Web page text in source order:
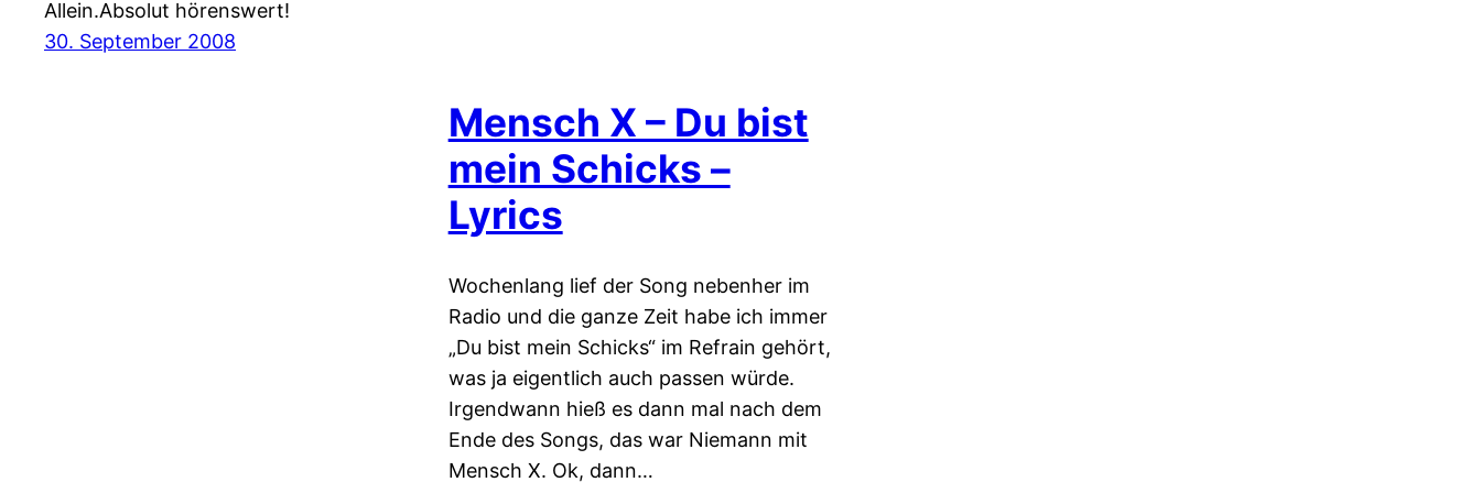
Allein.Absolut hörenswert!
30. September 2008
Mensch X – Du bist
mein Schicks –
Lyrics
Wochenlang lief der Song nebenher im
Radio und die ganze Zeit habe ich immer
„Du bist mein Schicks“ im Refrain gehört,
was ja eigentlich auch passen würde.
Irgendwann hieß es dann mal nach dem
Ende des Songs, das war Niemann mit
Mensch X. Ok, dann…